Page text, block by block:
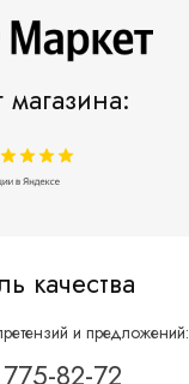
магазина:
качества
и предложений: